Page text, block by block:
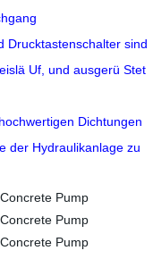
Drucktastenschalter sind
Uf, und ausgerü Stet
Dichtungen
der Hydraulikanlage zu